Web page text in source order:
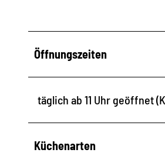
Öffnungszeiten
täglich ab 11 Uhr geöffnet
Küchenarten